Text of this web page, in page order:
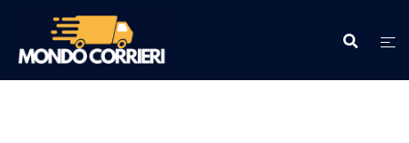
contenuto